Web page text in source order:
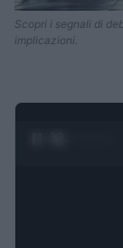
Scopri i segnali di
implicazioni.